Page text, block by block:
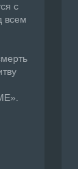
с
всем